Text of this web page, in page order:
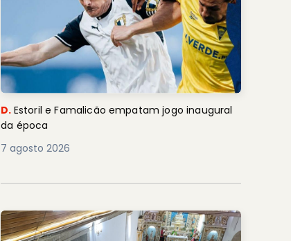
D. Estoril e Famalicão empatam jogo inaugural
da época
7 agosto 2026